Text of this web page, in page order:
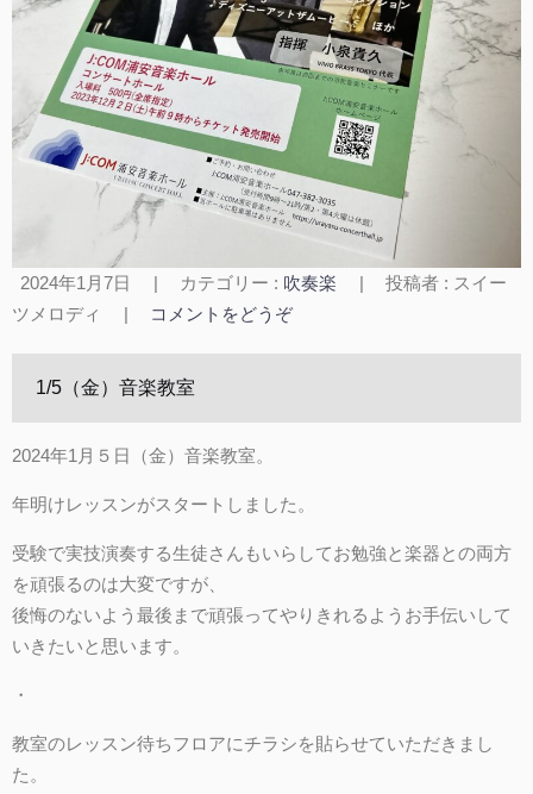
2024年1月7日 カテゴリー : 吹奏楽
投稿者 : スイー
ツメロディ
コメントをどうぞ
1/5（金）音楽教室
2024年1月５日（金）音楽教室。
年明けレッスンがスタートしました。
受験で実技演奏する生徒さんもいらしてお勉強と楽器との両方
を頑張るのは大変ですが、
後悔のないよう最後まで頑張ってやりきれるようお手伝いして
いきたいと思います。
・
教室のレッスン待ちフロアにチラシを貼らせていただきまし
た。